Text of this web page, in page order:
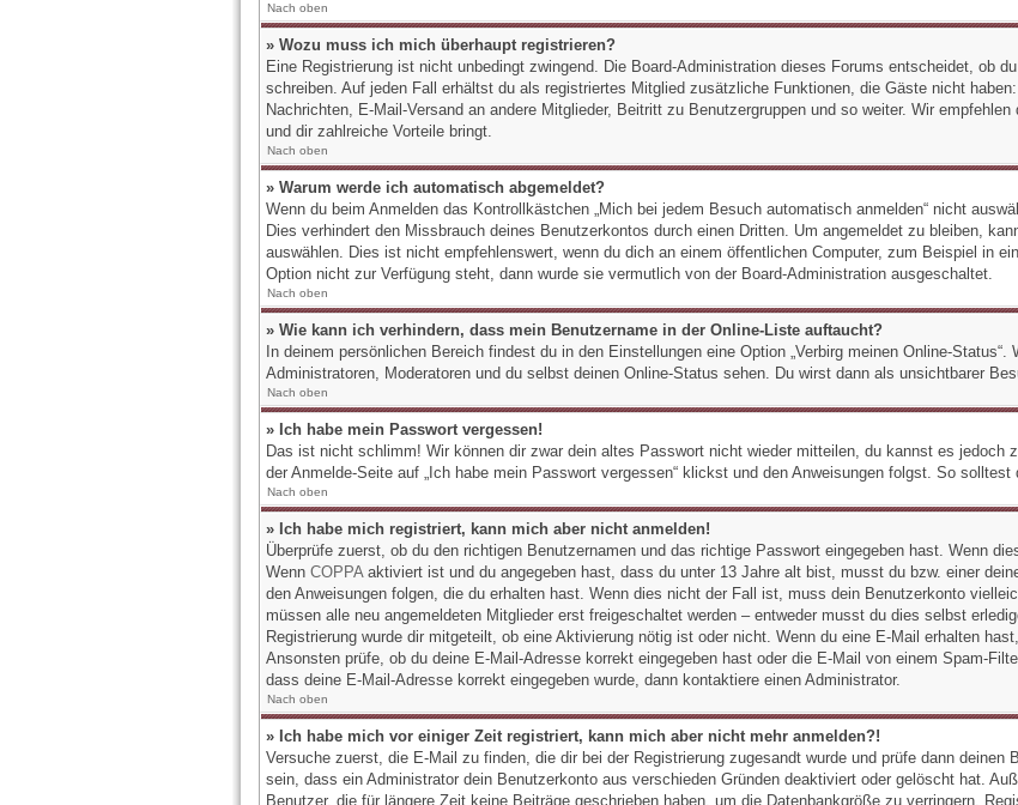
Nach oben
» Wozu muss ich mich überhaupt registrieren?
Eine Registrierung ist nicht unbedingt zwingend. Die Board-Administration dieses Forums entscheidet, ob
schreiben. Auf jeden Fall erhältst du als registriertes Mitglied zusätzliche Funktionen, die Gäste nicht
Nachrichten, E-Mail-Versand an andere Mitglieder, Beitritt zu Benutzergruppen und so weiter. Wir
und dir zahlreiche Vorteile bringt.
Nach oben
» Warum werde ich automatisch abgemeldet?
Wenn du beim Anmelden das Kontrollkästchen „Mich bei jedem Besuch automatisch anmelden“ nicht
Dies verhindert den Missbrauch deines Benutzerkontos durch einen Dritten. Um angemeldet zu bleiben,
auswählen. Dies ist nicht empfehlenswert, wenn du dich an einem öffentlichen Computer, zum Beispiel in
Option nicht zur Verfügung steht, dann wurde sie vermutlich von der Board-Administration ausgeschaltet.
Nach oben
» Wie kann ich verhindern, dass mein Benutzername in der Online-Liste auftaucht?
In deinem persönlichen Bereich findest du in den Einstellungen eine Option „Verbirg meinen Online-
Administratoren, Moderatoren und du selbst deinen Online-Status sehen. Du wirst dann als unsichtbarer
Nach oben
» Ich habe mein Passwort vergessen!
Das ist nicht schlimm! Wir können dir zwar dein altes Passwort nicht wieder mitteilen, du kannst es jedoch
der Anmelde-Seite auf „Ich habe mein Passwort vergessen“ klickst und den Anweisungen folgst. So
Nach oben
» Ich habe mich registriert, kann mich aber nicht anmelden!
Überprüfe zuerst, ob du den richtigen Benutzernamen und das richtige Passwort eingegeben hast. Wenn
Wenn COPPAaktiviert ist und du angegeben hast, dass du unter 13 Jahre alt bist, musst du bzw. einer
den Anweisungen folgen, die du erhalten hast. Wenn dies nicht der Fall ist, muss dein Benutzerkonto
müssen alle neu angemeldeten Mitglieder erst freigeschaltet werden – entweder musst du dies selbst
Registrierung wurde dir mitgeteilt, ob eine Aktivierung nötig ist oder nicht. Wenn du eine E-Mail erhalten
Ansonsten prüfe, ob du deine E-Mail-Adresse korrekt eingegeben hast oder die E-Mail von einem Spam-
dass deine E-Mail-Adresse korrekt eingegeben wurde, dann kontaktiere einen Administrator.
Nach oben
» Ich habe mich vor einiger Zeit registriert, kann mich aber nicht mehr anmelden?!
Versuche zuerst, die E-Mail zu finden, die dir bei der Registrierung zugesandt wurde und prüfe dann deinen
sein, dass ein Administrator dein Benutzerkonto aus verschieden Gründen deaktiviert oder gelöscht hat.
Benutzer, die für längere Zeit keine Beiträge geschrieben haben, um die Datenbankgröße zu verringern.